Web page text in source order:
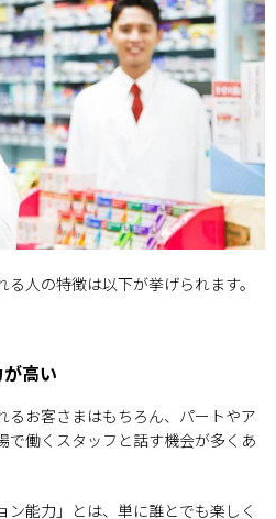
人の特徴は以下が挙げられます。
高い
るお客さまはもちろん、パートやア
で働くスタッフと話す機会が多くあ
ン能力」とは、単に誰とでも楽しく